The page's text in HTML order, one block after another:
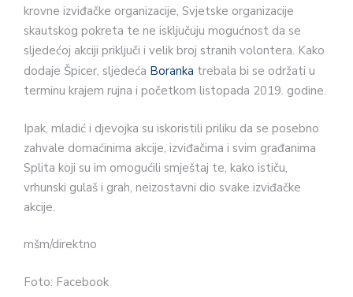
krovne izviđačke organizacije, Svjetske organizacije
skautskog pokreta te ne isključuju mogućnost da se
sljedećoj akciji priključi i velik broj stranih volontera. Kako
dodaje Špicer, sljedeća Boranka trebala bi se održati u
terminu krajem rujna i početkom listopada 2019. godine.
Ipak, mladić i djevojka su iskoristili priliku da se posebno
zahvale domaćinima akcije, izviđačima i svim građanima
Splita koji su im omogućili smještaj te, kako ističu,
vrhunski gulaš i grah, neizostavni dio svake izviđačke
akcije.
mšm/direktno
Foto: Facebook